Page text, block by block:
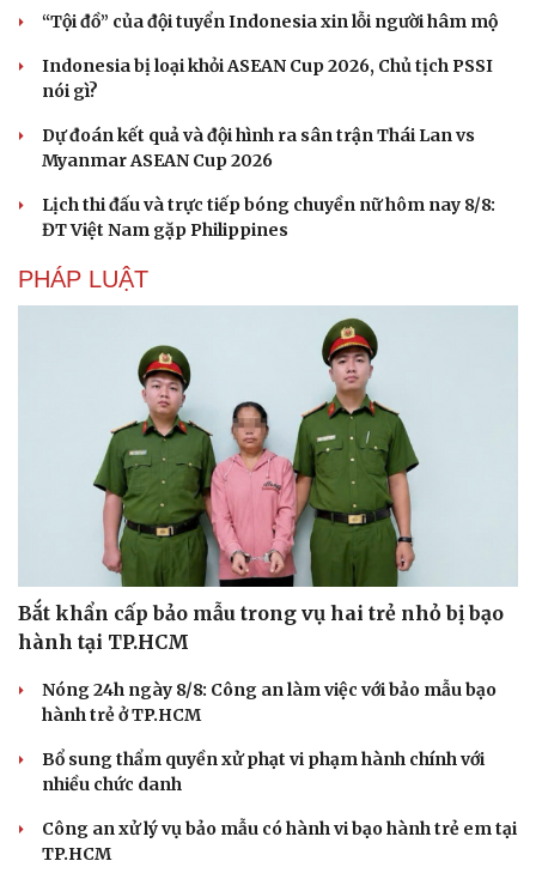
Văn hóa
Sân khấu - Điện ảnh
Giải trí
“Tội đồ” của đội tuyển Indonesia xin lỗi người hâm mộ
Indonesia bị loại khỏi ASEAN Cup 2026, Chủ tịch PSSI
nói gì?
Dự đoán kết quả và đội hình ra sân trận Thái Lan vs
Myanmar ASEAN Cup 2026
Lịch thi đấu và trực tiếp bóng chuyền nữ hôm nay 8/8:
ĐT Việt Nam gặp Philippines
PHÁP LUẬT
Bắt khẩn cấp bảo mẫu trong vụ hai trẻ nhỏ bị bạo
hành tại TP.HCM
Nóng 24h ngày 8/8: Công an làm việc với bảo mẫu bạo
hành trẻ ở TP.HCM
Bổ sung thẩm quyền xử phạt vi phạm hành chính với
nhiều chức danh
Công an xử lý vụ bảo mẫu có hành vi bạo hành trẻ em tại
TP.HCM